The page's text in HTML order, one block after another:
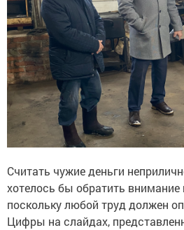
Считать чужие деньги
хотелось бы обратить внимание
поскольку любой труд должен
Цифры на слайдах,